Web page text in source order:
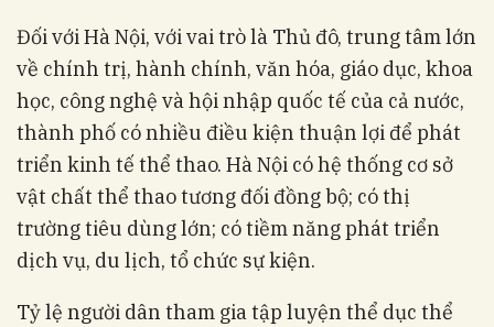
Đối với Hà Nội, với vai trò là Thủ đô, trung tâm lớn
về chính trị, hành chính, văn hóa, giáo dục, khoa
học, công nghệ và hội nhập quốc tế của cả nước,
thành phố có nhiều điều kiện thuận lợi để phát
triển kinh tế thể thao. Hà Nội có hệ thống cơ sở
vật chất thể thao tương đối đồng bộ; có thị
trường tiêu dùng lớn; có tiềm năng phát triển
dịch vụ, du lịch, tổ chức sự kiện.
Tỷ lệ người dân tham gia tập luyện thể dục thể